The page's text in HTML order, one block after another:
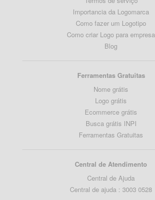
Importancia da Logomarca
Como fazer um Logotipo
Como criar Logo para empresa
Blog
Ferramentas Gratuitas
Nome grátis
Logo grátis
Ecommerce grátis
Busca grátis INPI
Ferramentas Gratuitas
Central de Atendimento
Central de Ajuda
Central de ajuda : 3003 0528